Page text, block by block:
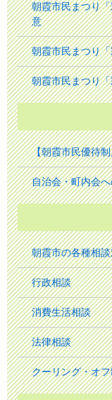
朝霞市民まつり
意
朝霞市民まつり
朝霞市民まつり
【朝霞市民優待
自治会・町内会
朝霞市の各種相
行政相談
消費生活相談
法律相談
クーリング・オ